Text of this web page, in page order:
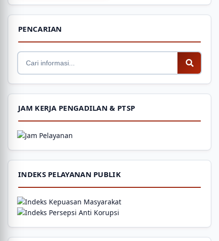
PENCARIAN
JAM KERJA PENGADILAN & PTSP
INDEKS PELAYANAN PUBLIK